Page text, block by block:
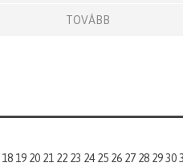
TOVÁBB
18 19 20 21 22 23 24 25 26 27 28 2930